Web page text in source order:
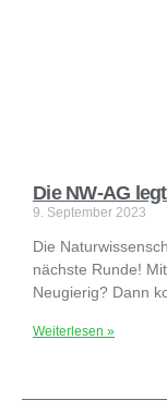
Die NW-AG
9. September 2023
Die
nächste Runde!
Neugierig? Dann
Weiterlesen »